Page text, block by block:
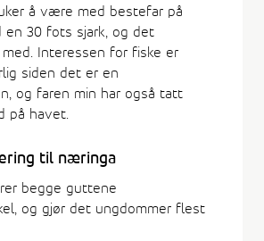
å være med bestefar på
en 30 fots sjark, og det
Interessen for fiske er
siden det er en
og faren min har også tatt
på havet.
til næringa
begge guttene
og gjør det ungdommer flest